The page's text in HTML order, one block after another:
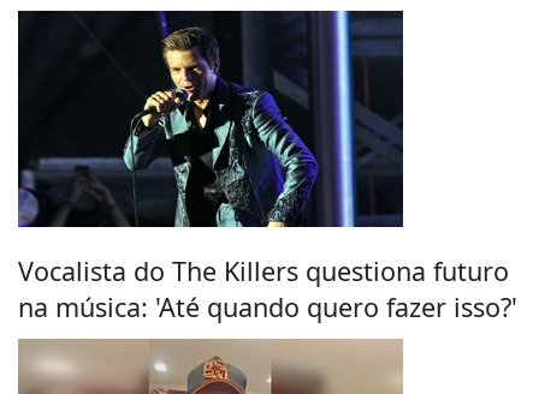
Vocalista do The Killers questiona futuro
na música: 'Até quando quero fazer isso?'